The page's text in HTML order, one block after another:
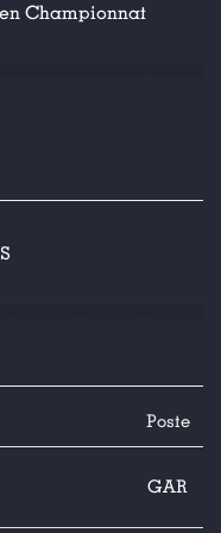
Championnat
Poste
GAR